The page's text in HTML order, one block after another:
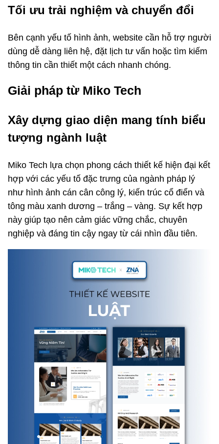
Tối ưu trải nghiệm và chuyển đổi
Bên cạnh yếu tố hình ảnh, website cần hỗ trợ người
dùng dễ dàng liên hệ, đặt lịch tư vấn hoặc tìm kiếm
thông tin cần thiết một cách nhanh chóng.
Giải pháp từ Miko Tech
Xây dựng giao diện mang tính biểu
tượng ngành luật
Miko Tech lựa chọn phong cách thiết kế hiện đại kết
hợp với các yếu tố đặc trưng của ngành pháp lý
như hình ảnh cán cân công lý, kiến trúc cổ điển và
tông màu xanh dương – trắng – vàng. Sự kết hợp
này giúp tạo nên cảm giác vững chắc, chuyên
nghiệp và đáng tin cậy ngay từ cái nhìn đầu tiên.